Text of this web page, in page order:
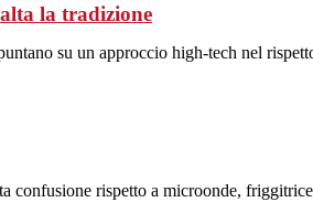
la tradizione
su un approccio high-tech nel
confusione rispetto a microonde,